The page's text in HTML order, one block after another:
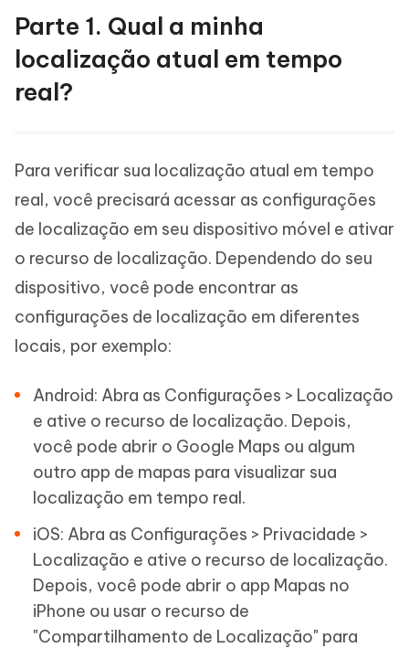
Parte 1. Qual a minha
localização atual em tempo
real?
Para verificar sua localização atual em tempo
real, você precisará acessar as configurações
de localização em seu dispositivo móvel e ativar
o recurso de localização. Dependendo do seu
dispositivo, você pode encontrar as
configurações de localização em diferentes
locais, por exemplo:
Android: Abra as Configurações > Localização
e ative o recurso de localização. Depois,
você pode abrir o Google Maps ou algum
outro app de mapas para visualizar sua
localização em tempo real.
iOS: Abra as Configurações > Privacidade >
Localização e ative o recurso de localização.
Depois, você pode abrir o app Mapas no
iPhone ou usar o recurso de
"Compartilhamento de Localização" para